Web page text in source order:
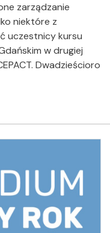
zarządzanie
niektóre z
uczestnicy kursu
w drugiej
Dwadzieścioro